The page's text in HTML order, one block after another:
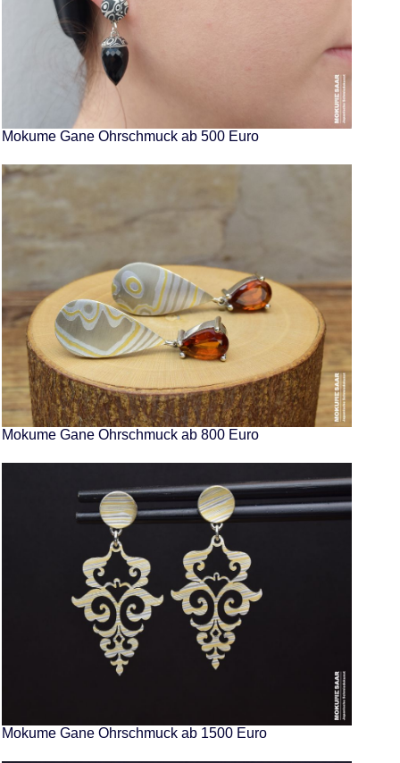
Mokume Gane Ohrschmuck ab 500 Euro
Mokume Gane Ohrschmuck ab 800 Euro
Mokume Gane Ohrschmuck ab 1500 Euro